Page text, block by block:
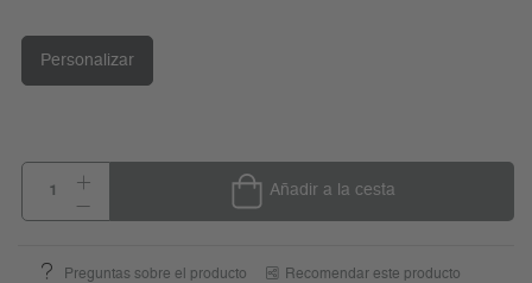
Personalizar
Añadir a la cesta
Preguntas sobre el producto Recomendar este producto